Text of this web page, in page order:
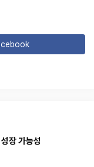
장 가능성